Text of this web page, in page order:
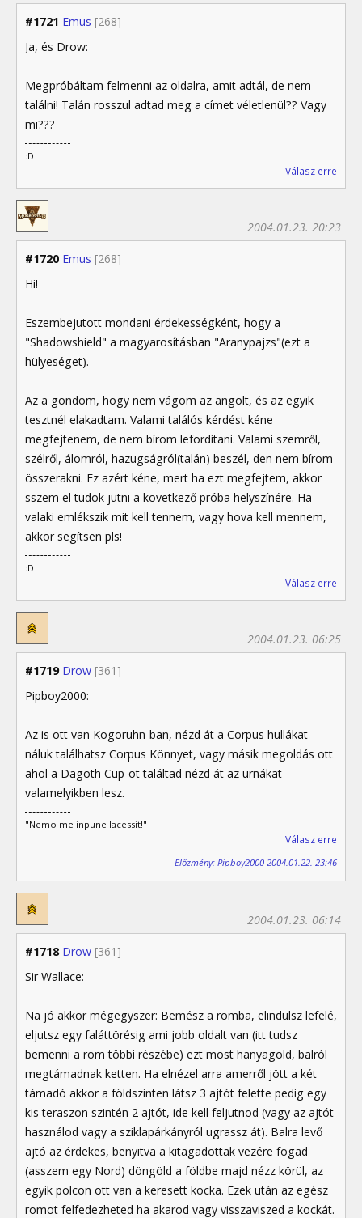
#1721 Emus [268]
Ja, és Drow:
Megpróbáltam felmenni az oldalra, amit adtál, de nem
találni! Talán rosszul adtad meg a címet véletlenül?? Vagy
mi???
:D
Válasz erre
#1720 Emus [268]
2004.01.23. 20:23
Hi!
Eszembejutott mondani érdekességként, hogy a
"Shadowshield" a magyarosításban "Aranypajzs"(ezt a
hülyeséget).
Az a gondom, hogy nem vágom az angolt, és az egyik
tesztnél elakadtam. Valami találós kérdést kéne
megfejtenem, de nem bírom lefordítani. Valami szemről,
szélről, álomról, hazugságról(talán) beszél, den nem bírom
összerakni. Ez azért kéne, mert ha ezt megfejtem, akkor
sszem el tudok jutni a következő próba helyszínére. Ha
valaki emlékszik mit kell tennem, vagy hova kell mennem,
akkor segítsen pls!
:D
Válasz erre
#1719 Drow [361]
2004.01.23. 06:25
Pipboy2000:
Az is ott van Kogoruhn-ban, nézd át a Corpus hullákat
náluk találhatsz Corpus Könnyet, vagy másik megoldás ott
ahol a Dagoth Cup-ot találtad nézd át az urnákat
valamelyikben lesz.
"Nemo me inpune lacessit!"
Válasz erre
Előzmény: Pipboy2000 2004.01.22. 23:46
#1718 Drow [361]
2004.01.23. 06:14
Sir Wallace:
Na jó akkor mégegyszer: Bemész a romba, elindulsz lefelé,
eljutsz egy faláttörésig ami jobb oldalt van (itt tudsz
bemenni a rom többi részébe) ezt most hanyagold, balról
megtámadnak ketten. Ha elnézel arra amerről jött a két
támadó akkor a földszinten látsz 3 ajtót felette pedig egy
kis teraszon szintén 2 ajtót, ide kell feljutnod (vagy az ajtót
használod vagy a sziklapárkányról ugrassz át). Balra levő
ajtó az érdekes, benyitva a kitagadottak vezére fogad
(asszem egy Nord) döngöld a földbe majd nézz körül, az
egyik polcon ott van a keresett kocka. Ezek után az egész
romot felfedezheted ha akarod vagy visszaviszed a kockát.